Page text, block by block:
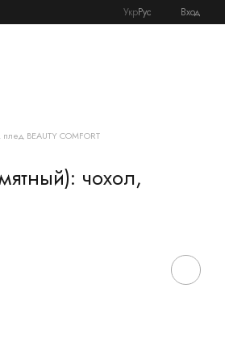
УкрРус Вход
BEAUTY COMFORT
чохол,